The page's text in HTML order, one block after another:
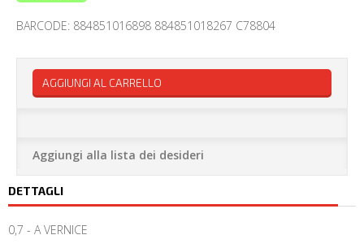
BARCODE: 884851016898 884851018267 C78804
AGGIUNGI AL CARRELLO
Aggiungi alla lista dei desideri
DETTAGLI
0,7 - A VERNICE